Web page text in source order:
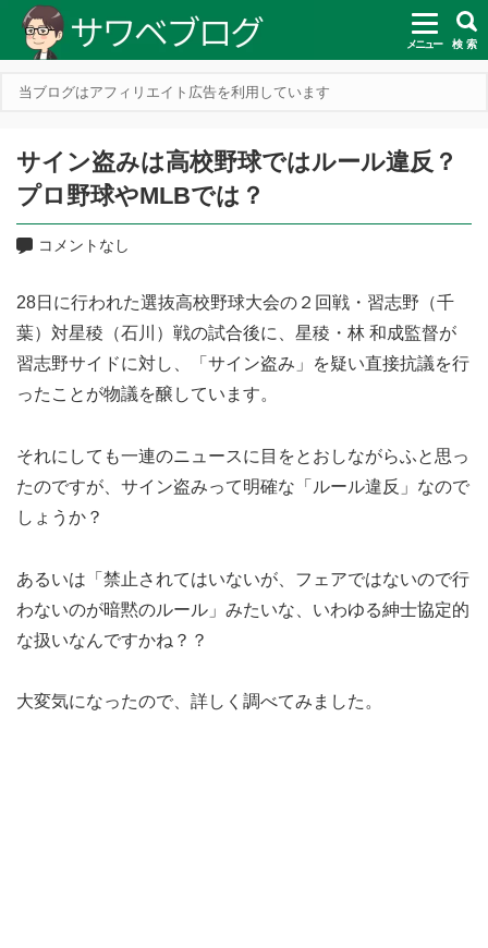
メニュー 検 索
当ブログはアフィリエイト広告を利用しています
サイン盗みは高校野球ではルール違反？
プロ野球やMLBでは？
コメントなし
28日に行われた選抜高校野球大会の２回戦・習志野（千
葉）対星稜（石川）戦の試合後に、星稜・林 和成監督が
習志野サイドに対し、「サイン盗み」を疑い直接抗議を行
ったことが物議を醸しています。
それにしても一連のニュースに目をとおしながらふと思っ
たのですが、サイン盗みって明確な「ルール違反」なので
しょうか？
あるいは「禁止されてはいないが、フェアではないので行
わないのが暗黙のルール」みたいな、いわゆる紳士協定的
な扱いなんですかね？？
大変気になったので、詳しく調べてみました。